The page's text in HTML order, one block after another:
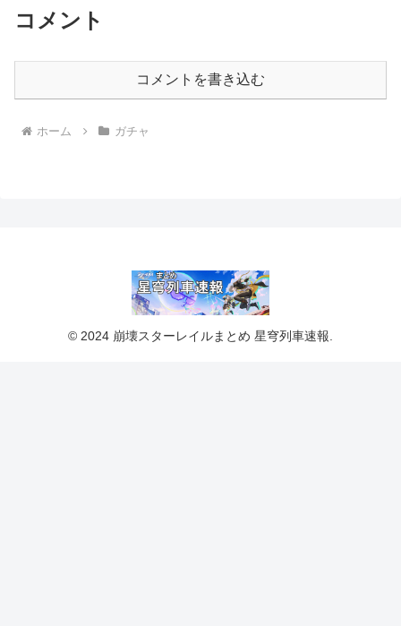
コメント
コメントを書き込む
ホーム ガチャ
© 2024 崩壊スターレイルまとめ 星穹列車速報.